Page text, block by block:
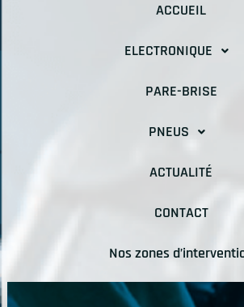
ACCUEIL
ELECTRONIQUE
PARE-BRISE
PNEUS
ACTUALITÉ
CONTACT
Nos zones